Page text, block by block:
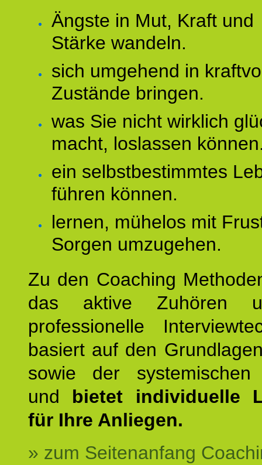
Ängste in Mut, Kraft und
Stärke wandeln.
sich umgehend in
Zustände bringen.
was Sie nicht wirklich
macht, loslassen
ein selbstbestimmtes
führen können.
lernen, mühelos mit
Sorgen umzugehen.
Zu den Coaching
das aktive Zuhören
professionelle
basiert auf den
sowie der systemischen
und bietet individuelle
für Ihre Anliegen.
» zum Seitenanfang